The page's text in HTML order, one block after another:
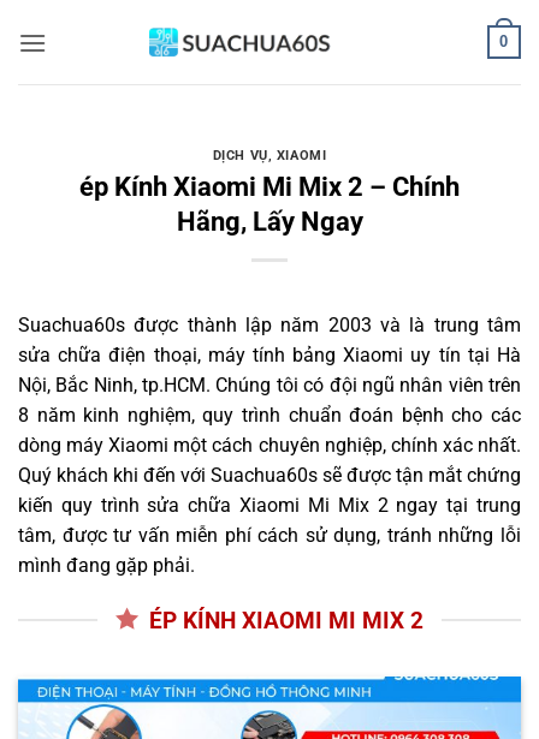
qua
0
DỊCH VỤ, XIAOMI
ép Kính Xiaomi Mi Mix 2 – Chính
Hãng, Lấy Ngay
Suachua60s được thành lập năm 2003 và là trung tâm
sửa chữa điện thoại, máy tính bảng Xiaomi uy tín tại Hà
Nội, Bắc Ninh, tp.HCM. Chúng tôi có đội ngũ nhân viên trên
8 năm kinh nghiệm, quy trình chuẩn đoán bệnh cho các
dòng máy Xiaomi một cách chuyên nghiệp, chính xác nhất.
Quý khách khi đến với Suachua60s sẽ được tận mắt chứng
kiến quy trình sửa chữa Xiaomi Mi Mix 2 ngay tại trung
tâm, được tư vấn miễn phí cách sử dụng, tránh những lỗi
mình đang gặp phải.
ÉP KÍNH XIAOMI MI MIX 2